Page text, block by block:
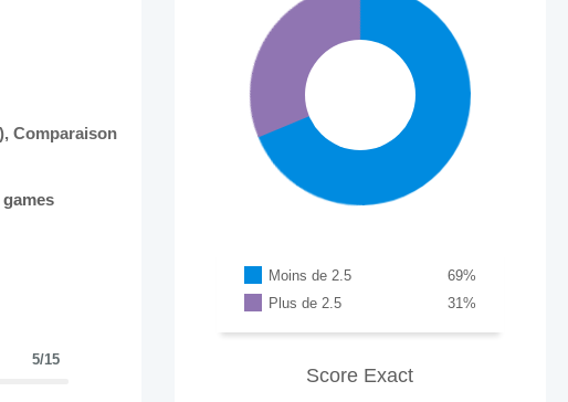
Comparaison
5/15
Moins de 2.5 %
69
Plus de 2.5
%
31
Score Exact